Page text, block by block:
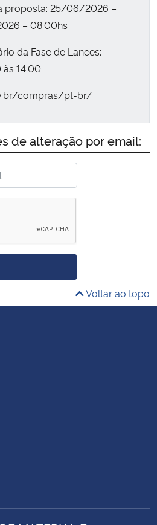
proposta: 25/06/2026 –
– 08:00hs
da Fase de Lances:
14:00
compras/pt-br/
de alteração por email:
Voltar ao topo